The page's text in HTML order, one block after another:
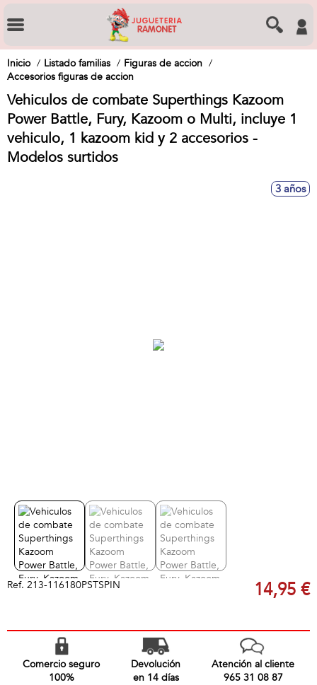
Inicio Listado familias
Figuras de accion
Accesorios figuras de accion
Vehiculos de combate Superthings Kazoom
Power Battle, Fury, Kazoom o Multi, incluye 1
vehiculo, 1 kazoom kid y 2 accesorios -
Modelos surtidos
3 años
Ref. 213-116180PSTSPIN 14,95 €
Comercio seguro
100%
Devolución
en 14 días
Atención al cliente
965 31 08 87